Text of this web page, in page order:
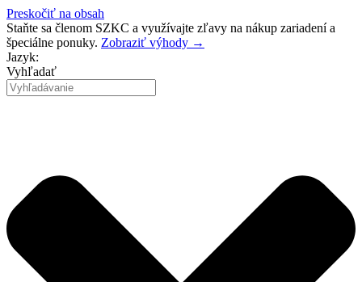
Preskočiť na obsah
Staňte sa členom SZKC a využívajte zľavy na nákup zariadení a
špeciálne ponuky. Zobraziť výhody →
Jazyk:
Vyhľadať